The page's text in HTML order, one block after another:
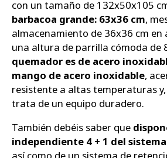
con un tamaño de 132x50x105
barbacoa grande: 63x36 cm,
almacenamiento de 36x36 cm en
una altura de parrilla cómoda de
quemador es de acero
mango de acero inoxidable,
resistente a altas temperaturas
trata de un equipo duradero.
También debéis saber que
independiente 4 + 1 del
así como de un sistema de